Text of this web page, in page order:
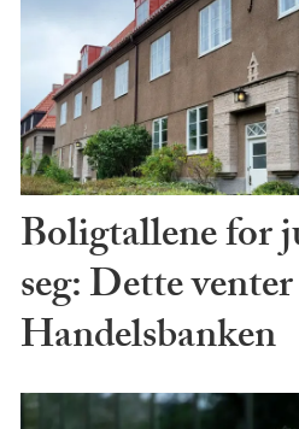
Boligtallene for
seg: Dette venter
Handelsbanken